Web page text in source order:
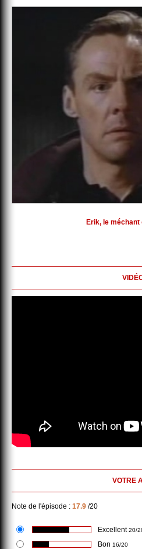
Erik, le
VOTRE
Note de l'épisode : 17.9 /20
Excellent20/
Bon 16/20